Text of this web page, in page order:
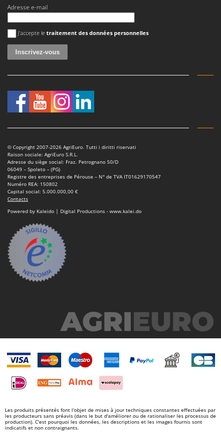
Adresse e-mail
Une erreur est survenue
J'accepte le traitement des données personnelles
© Copyright 2007-2026 AgriEuro. Tutti i diritti riservati
Raison sociale: AgriEuro S.R.L.
Adresse du siège social: Fraz. Petrognano 50/D
06049 – Spoleto – (PG)
Registre des entreprises de Pérouse – N° de TVA IT01629170547
Numéro REA: 150802
Capital social: 5.000.000,00 €
Contacts
Powered by Kaleido | Digital Productions - www.kalei.do
Les produits présentés font l'objet de mises à jour techniques constantes effectuées par
les producteurs sans préavis (dans le but d'améliorer ou de rationaliser les processus de
production). C'est pourquoi les données, les descriptions et les images fournis sont
indicatifs et non contraignants.